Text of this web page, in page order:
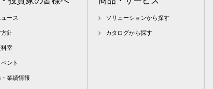
ュース
針
料室
ベント
業績情報
ソリューションから探す
カタログから探す